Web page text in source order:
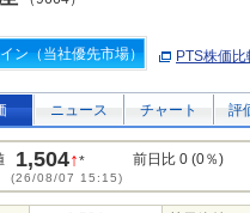
ン（当社優先市場） PTS株価比
ニュース チャート 評
1,504↑*
(26/08/07 15:15)
前日比 0 (0％)